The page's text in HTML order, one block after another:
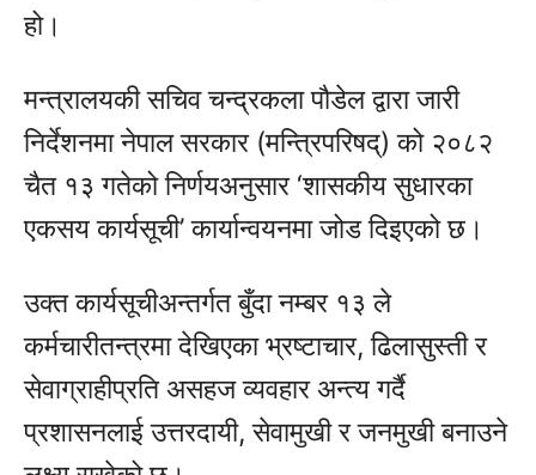
हो।
मन्त्रालयकी सचिवचन्द्रकला पौडेलद्वारा जारी
निर्देशनमा नेपाल सरकार (मन्त्रिपरिषद्) को २०८२
चैत १३ गतेको निर्णयअनुसार ‘शासकीय सुधारका
एकसय कार्यसूची’ कार्यान्वयनमा जोड दिइएको छ।
उक्त कार्यसूचीअन्तर्गत बुँदा नम्बर १३ ले
कर्मचारीतन्त्रमा देखिएका भ्रष्टाचार, ढिलासुस्ती र
सेवाग्राहीप्रति असहज व्यवहार अन्त्य गर्दै
प्रशासनलाई उत्तरदायी, सेवामुखी र जनमुखी बनाउने